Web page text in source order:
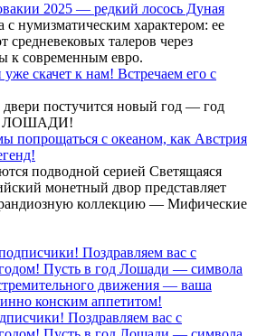
2025 — редкий лосось Дуная
нумизматическим характером: ее
средневековых талеров через
к современным евро.
скачет к нам! Встречаем его с
двери постучится новый год — год
ЛОШАДИ!
попрощаться с океаном, как Австрия
подводной серией Светящаяся
монетный двор представляет
коллекцию — Мифические
Поздравляем вас с